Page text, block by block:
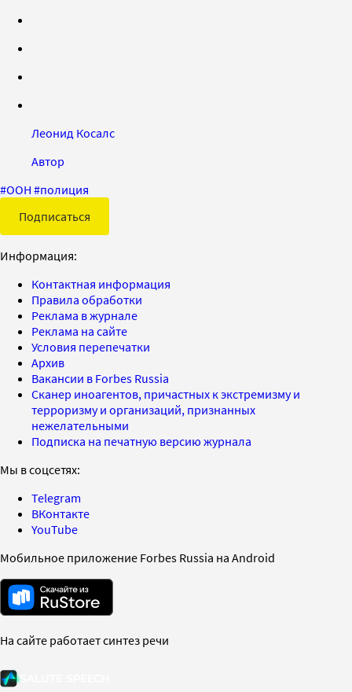
Леонид Косалс
Автор
#ООН #полиция
Подписаться
Информация:
Контактная информация
Правила обработки
Реклама в журнале
Реклама на сайте
Условия перепечатки
Архив
Вакансии в Forbes Russia
Сканер иноагентов, причастных к экстремизму и
терроризму и организаций, признанных
нежелательными
Подписка на печатную версию журнала
Мы в соцсетях:
Telegram
ВКонтакте
YouTube
Мобильное приложение Forbes Russia на Android
На сайте работает синтез речи